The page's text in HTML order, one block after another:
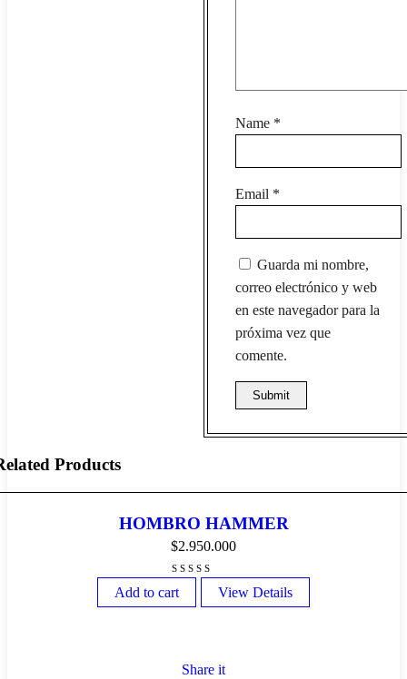
Name *
Email *
Guarda mi nombre,
correo electrónico y web
en este navegador para la
próxima vez que
comente.
Products
HOMBRO HAMMER
$2.950.000
Add to cart View Details
Share it